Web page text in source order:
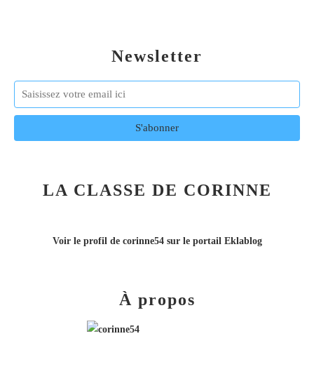
Newsletter
LA CLASSE DE CORINNE
Voir le profil de corinne54sur le portail Eklablog
À propos